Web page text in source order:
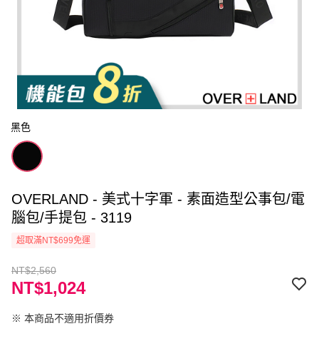
黑色
OVERLAND - 美式十字軍 - 素面造型公事包/電
腦包/手提包 - 3119
超取滿NT$699免運
NT$2,560
NT$1,024
※ 本商品不適用折價券